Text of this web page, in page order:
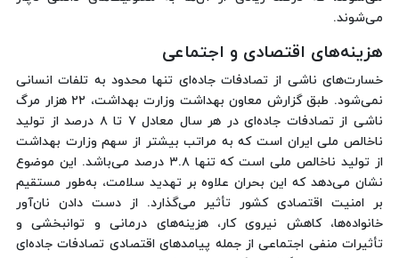
می‌شوند.
هزینه‌های اقتصادی و اجتماعی
خسارت‌های ناشی از تصادفات جاده‌ای تنها محدود به تلفات انسانی
نمی‌شود. طبق گزارش معاون بهداشت وزارت بهداشت، ۲۲ هزار مرگ
ناشی از تصادفات جاده‌ای در هر سال معادل ۷ تا ۸ درصد از تولید
ناخالص ملی ایران است که به مراتب بیشتر از سهم وزارت بهداشت
از تولید ناخالص ملی است که تنها ۳.۸ درصد می‌باشد. این موضوع
نشان می‌دهد که این بحران علاوه بر تهدید سلامت، به‌طور مستقیم
بر امنیت اقتصادی کشور تأثیر می‌گذارد. از دست دادن نان‌آور
خانواده‌ها، کاهش نیروی کار، هزینه‌های درمانی و توانبخشی و
تأثیرات منفی اجتماعی از جمله پیامدهای اقتصادی تصادفات جاده‌ای